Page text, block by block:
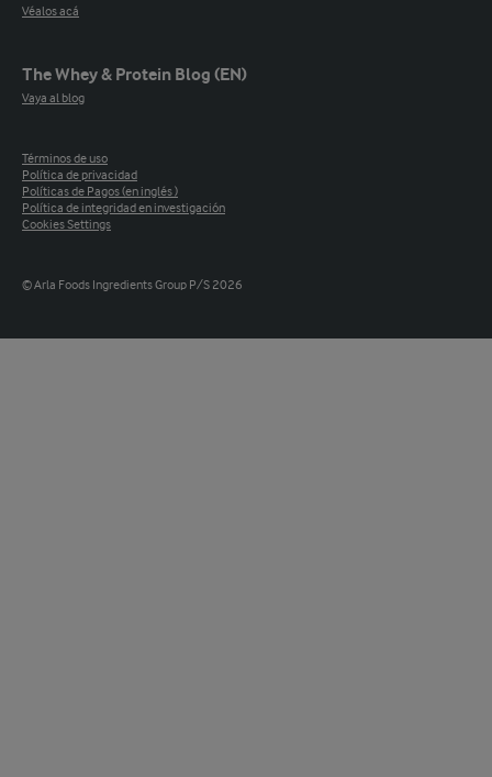
Véalos acá
The Whey & Protein Blog (EN)
Vaya al blog
Términos de uso
Política de privacidad
Políticas de Pagos (en inglés )
Política de integridad en investigación
Cookies Settings
© Arla Foods Ingredients Group P/S 2026